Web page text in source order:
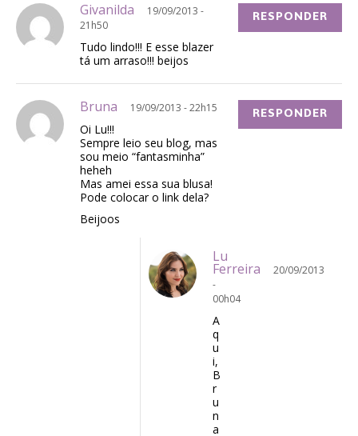
Givanilda
19/09/2013 -
21h50
Tudo lindo!!! E esse blazer
tá um arraso!!! beijos
RESPONDER
Bruna 19/09/2013 - 22h15
Oi Lu!!!
Sempre leio seu blog, mas
sou meio “fantasminha”
heheh
Mas amei essa sua blusa!
Pode colocar o link dela?
Beijoos
RESPONDER
Lu
Ferreira
20/09/2013
-
00h04
A
q
u
i,
B
r
u
n
a